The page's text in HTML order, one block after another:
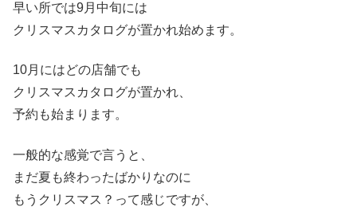
早い所では9月中旬には
クリスマスカタログが置かれ始めます。
10月にはどの店舗でも
クリスマスカタログが置かれ、
予約も始まります。
一般的な感覚で言うと、
まだ夏も終わったばかりなのに
もうクリスマス？って感じですが、